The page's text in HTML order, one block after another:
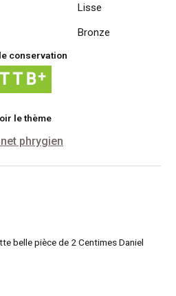
Lisse
Bronze
conservation
le thème
phrygien
belle pièce de 2 Centimes Daniel